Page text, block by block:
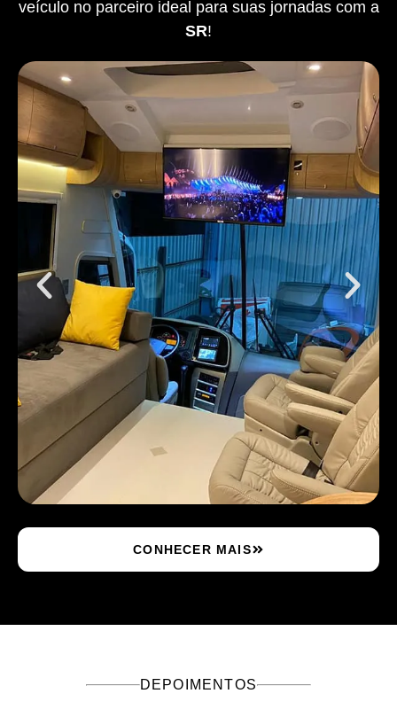
veículo no parceiro ideal para suas jornadas com a
SR!
CONHECER MAIS
DEPOIMENTOS